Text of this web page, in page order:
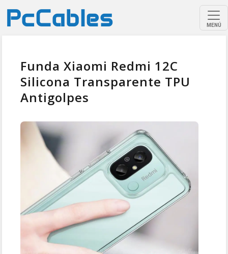
MENÚ
Funda Xiaomi Redmi 12C
Silicona Transparente TPU
Antigolpes